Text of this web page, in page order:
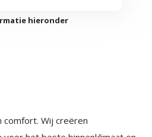
hieronder
comfort. Wij creëren